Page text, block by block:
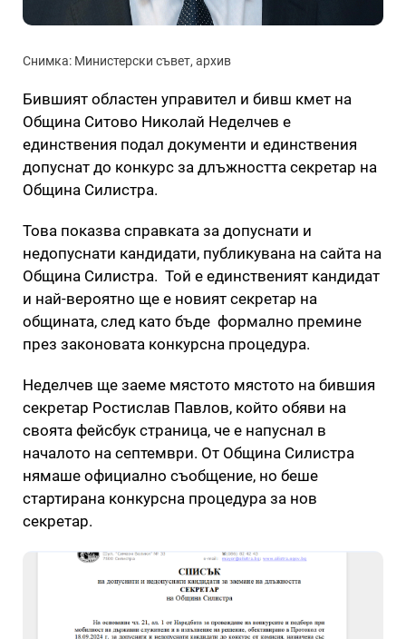
Снимка: Министерски съвет, архив
Бившият областен управител и бивш кмет на
Община Ситово Николай Неделчев е
единствения подал документи и единствения
допуснат до конкурс за длъжността секретар на
Община Силистра.
Това показва справката за допуснати и
недопуснати кандидати, публикувана на сайта на
Община Силистра. Той е единственият кандидат
и най-вероятно ще е новият секретар на
общината, след като бъде формално премине
през законовата конкурсна процедура.
Неделчев ще заеме мястото мястото на бившия
секретар Ростислав Павлов, който обяви на
своята фейсбук страница, че е напуснал в
началото на септември. От Община Силистра
нямаше официално съобщение, но беше
стартирана конкурсна процедура за нов
секретар.